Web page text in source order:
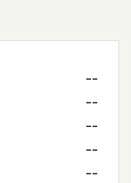
--
--
--
--
--